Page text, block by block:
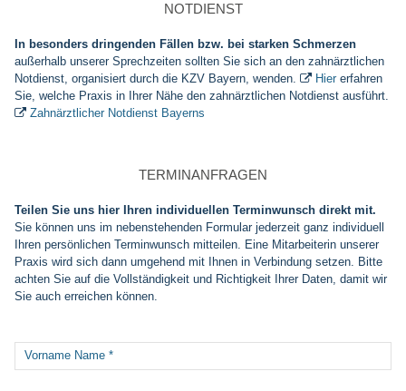
NOTDIENST
In besonders dringenden Fällen bzw. bei starken Schmerzen
außerhalb unserer Sprechzeiten sollten Sie sich an den zahnärztlichen
Notdienst, organisiert durch die KZV Bayern, wenden.  Hiererfahren
Sie, welche Praxis in Ihrer Nähe den zahnärztlichen Notdienst ausführt.
 Zahnärztlicher Notdienst Bayerns
TERMINANFRAGEN
Teilen Sie uns hier Ihren individuellen Terminwunsch direkt mit.
Sie können uns im nebenstehenden Formular jederzeit ganz individuell
Ihren persönlichen Terminwunsch mitteilen. Eine Mitarbeiterin unserer
Praxis wird sich dann umgehend mit Ihnen in Verbindung setzen. Bitte
achten Sie auf die Vollständigkeit und Richtigkeit Ihrer Daten, damit wir
Sie auch erreichen können.